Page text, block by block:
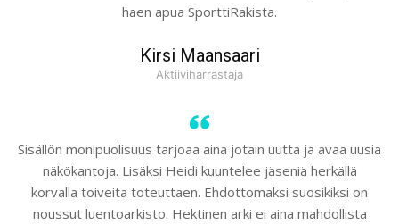
haen apua SporttiRakista.
Kirsi Maansaari
Aktiiviharrastaja
Sisällön monipuolisuus tarjoaa aina jotain uutta ja avaa uusia
näkökantoja. Lisäksi Heidi kuuntelee jäseniä herkällä
korvalla toiveita toteuttaen. Ehdottomaksi suosikiksi on
noussut luentoarkisto. Hektinen arki ei aina mahdollista